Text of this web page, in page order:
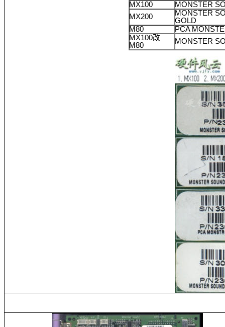
MX100
MONSTER
MX200
MONSTER
GOLD
M80
PCA
MX100改
M80
MONSTER